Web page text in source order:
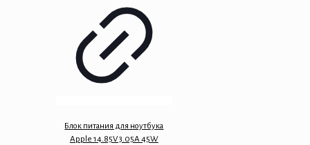
Блок питания для ноутбука
Apple 14.85V 3.05A 45W